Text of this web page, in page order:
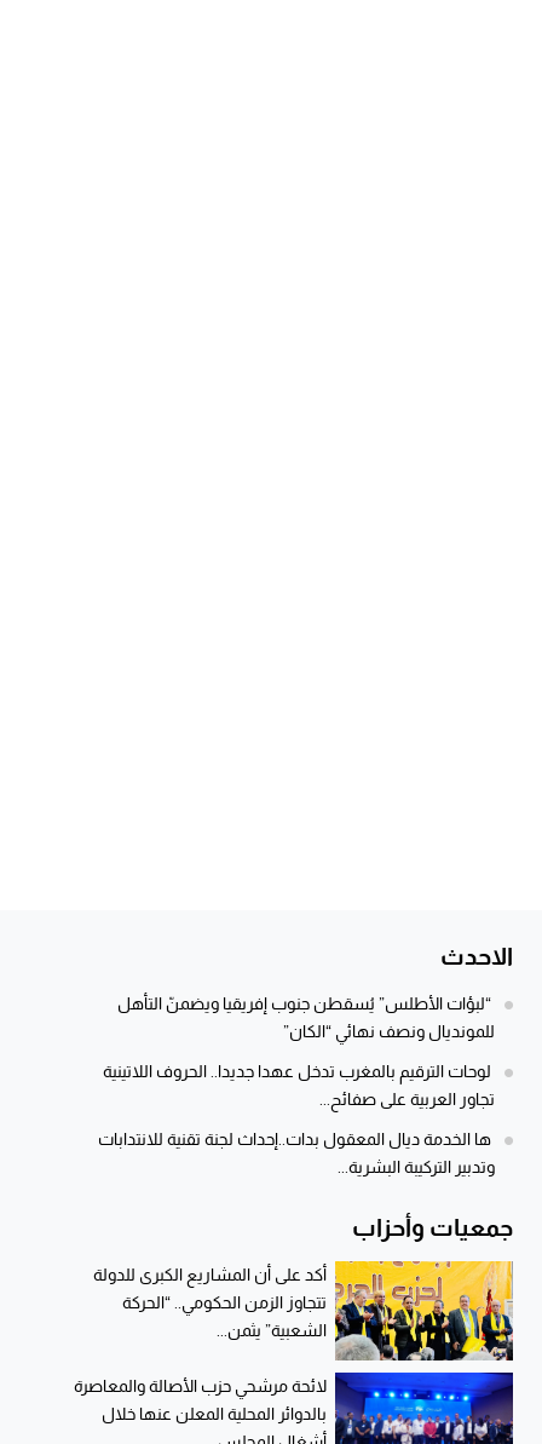
الاحدث
“لبؤات الأطلس” يُسقطن جنوب إفريقيا ويضمنّ التأهل
للمونديال ونصف نهائي “الكان”
لوحات الترقيم بالمغرب تدخل عهدا جديدا.. الحروف اللاتينية
تجاور العربية على صفائح...
ها الخدمة ديال المعقول بدات..إحداث لجنة تقنية للانتدابات
وتدبير التركيبة البشرية...
جمعيات وأحزاب
أكد على أن المشاريع الكبرى للدولة
تتجاوز الزمن الحكومي.. “الحركة
الشعبية” يثمن...
لائحة مرشحي حزب الأصالة والمعاصرة
بالدوائر المحلية المعلن عنها خلال